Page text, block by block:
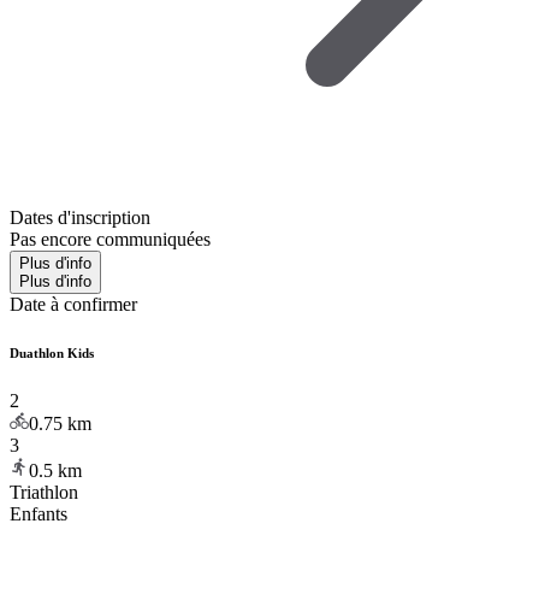
Dates d'inscription
Pas encore communiquées
Plus d'info
Plus d'info
Date à confirmer
Duathlon Kids
2
0.75 km
3
0.5 km
Triathlon
Enfants